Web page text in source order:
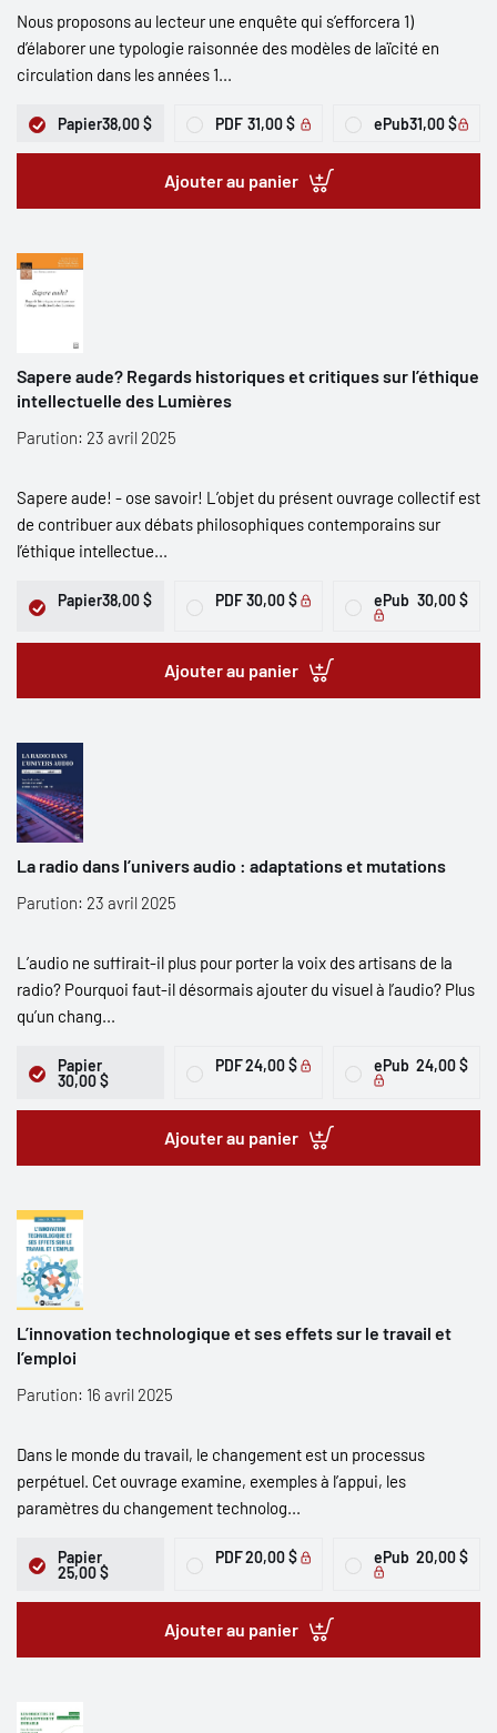
Nous proposons au lecteur une enquête qui s’efforcera 1)
d’élaborer une typologie raisonnée des modèles de laïcité en
circulation dans les années 1...
Papier38,00 $ PDF 31,00 $ ePub31,00 $
Ajouter au panier
Sapere aude? Regards historiques et critiques sur l’éthique
intellectuelle des Lumières
Parution: 23 avril 2025
Sapere aude! - ose savoir! L’objet du présent ouvrage collectif est
de contribuer aux débats philosophiques contemporains sur
l’éthique intellectue...
Papier38,00 $ PDF30,00 $ ePub 30,00 $
Ajouter au panier
La radio dans l’univers audio : adaptations et mutations
Parution: 23 avril 2025
L’audio ne suffirait-il plus pour porter la voix des artisans de la
radio? Pourquoi faut-il désormais ajouter du visuel à l’audio? Plus
qu’un chang...
Papier
30,00 $
PDF24,00 $ ePub 24,00 $
Ajouter au panier
L’innovation technologique et ses effets sur le travail et
l’emploi
Parution: 16 avril 2025
Dans le monde du travail, le changement est un processus
perpétuel. Cet ouvrage examine, exemples à l’appui, les
paramètres du changement technolog...
Papier
25,00 $
PDF20,00 $ ePub 20,00 $
Ajouter au panier